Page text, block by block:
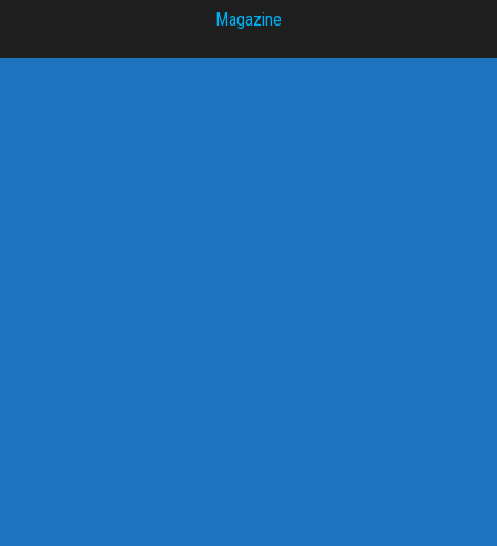
Magazine